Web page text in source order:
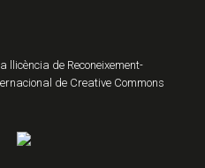
llicència de Reconeixement-
de Creative Commons